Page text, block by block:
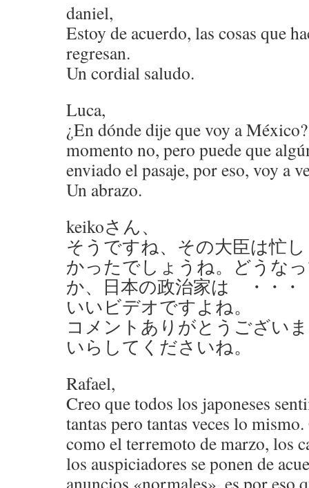
daniel,
Estoy de acuerdo, las cosas que
regresan.
Un cordial saludo.
Luca,
¿En dónde dije que voy a
momento no, pero puede que
enviado el pasaje, por eso, voy a
Un abrazo.
keikoさん、
そうですね、その大臣は忙
かったでしょうね。どうな
か、日本の政治家は ・・・
いいビデオですよね。
コメントありがとうござい
いらしてくださいね。
Rafael,
Creo que todos los japoneses
tantas pero tantas veces lo
como el terremoto de marzo, los
los auspiciadores se ponen de
anuncios «normales», es por eso